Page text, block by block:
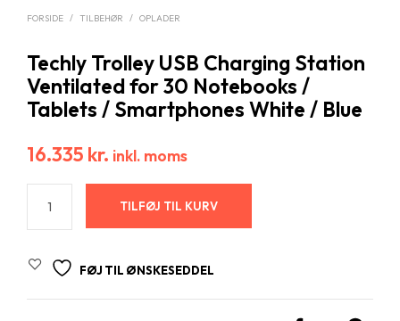
FORSIDE / TILBEHØR / OPLADER
Techly Trolley USB Charging Station
Ventilated for 30 Notebooks /
Tablets / Smartphones White / Blue
16.335 kr. inkl. moms
TILFØJ TIL KURV
FØJ TIL ØNSKESEDDEL